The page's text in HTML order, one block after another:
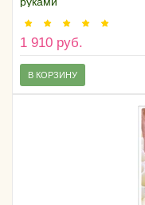
1 910 руб.
В КОРЗИНУ